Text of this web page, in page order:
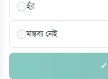
হ্যাঁ
মন্তব্য নেই
✓